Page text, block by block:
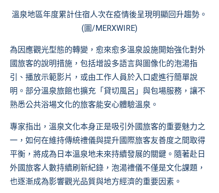
溫泉地區年度累計住宿人次在疫情後呈現明顯回升趨勢。
(圖/MERXWIRE)
為因應觀光型態的轉變，愈來愈多溫泉設施開始強化對外
國旅客的說明措施，包括增設多語言與圖像化的泡湯指
引、播放示範影片，或由工作人員於入口處進行簡單說
明。部分溫泉旅館也擴充「貸切風呂」與包場服務，讓不
熟悉公共浴場文化的旅客能安心體驗溫泉。
專家指出，溫泉文化本身正是吸引外國旅客的重要魅力之
一，如何在維持傳統禮儀與提升國際旅客友善度之間取得
平衡，將成為日本溫泉地未來持續發展的關鍵。隨著赴日
外國旅客人數持續刷新紀錄，泡湯禮儀不僅是文化課題，
也逐漸成為影響觀光品質與地方經濟的重要因素。